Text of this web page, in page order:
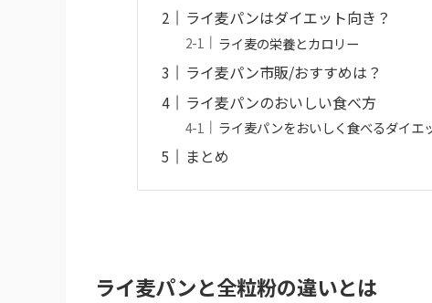
ライ麦パンはダイエット向き？
ライ麦の栄養とカロリー
ライ麦パン市販/おすすめは？
ライ麦パンのおいしい食べ方
ライ麦パンをおいしく食べるダイエ
まとめ
ライ麦パンと全粒粉の違いとは